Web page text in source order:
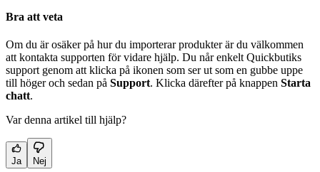
Bra att veta
Om du är osäker på hur du importerar produkter är du välkommen
att kontakta supporten för vidare hjälp. Du når enkelt Quickbutiks
support genom att klicka på ikonen som ser ut som en gubbe uppe
till höger och sedan på Support. Klicka därefter på knappen Starta
chatt.
Var denna artikel till hjälp?
Ja Nej